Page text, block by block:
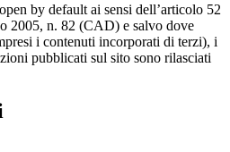
by default ai sensi dell’articolo 52
2005, n. 82 (CAD) e salvo dove
i contenuti incorporati di terzi), i
pubblicati sul sito sono rilasciati